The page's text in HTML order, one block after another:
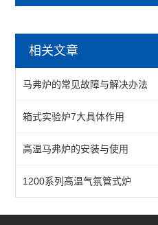
台车炉系列
渗碳炉系列
氮化炉系列
回火炉系列
隧道炉系列
相关文章
马弗炉的常见故障与解决办法
箱式实验炉7大具体作用
高温马弗炉的安装与使用
1200系列高温气氛管式炉